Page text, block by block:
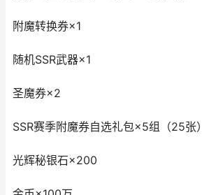
附魔转换券×1
随机SSR武器×1
圣魔券×2
SSR赛季附魔券自选礼包×5组（25张）
光辉秘银石×200